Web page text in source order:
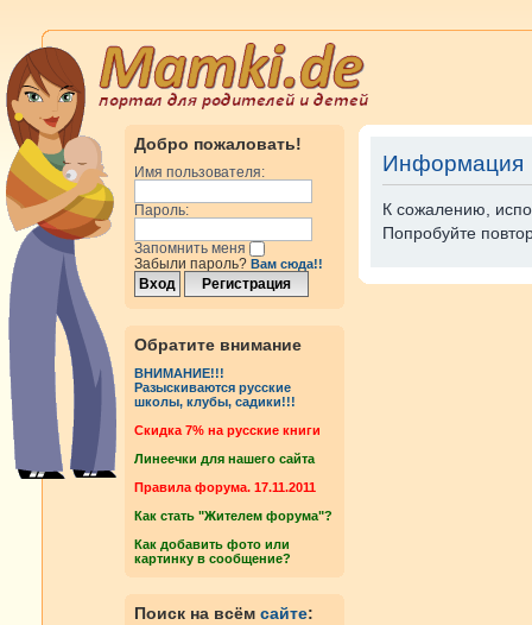
Добро пожаловать!
Имя пользователя:
Пароль:
Запомнить меня
Забыли пароль? Вам сюда!!
Обратите внимание
ВНИМАНИЕ!!!
Разыскиваются русские
школы, клубы, садики!!!
Cкидка 7% на русские книги
Линеечки для нашего сайта
Правила форума. 17.11.2011
Как стать "Жителем форума"?
Как добавить фото или
картинку в сообщение?
Поиск на всём сайте:
Информация
К сожалению,
Попробуйте